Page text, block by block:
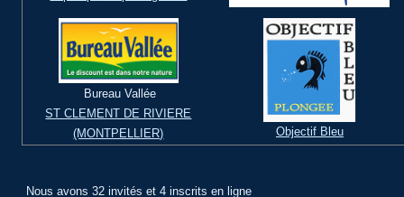
Bureau Vallée
ST CLEMENT DE RIVIERE
(MONTPELLIER)
Objectif Bleu
Nous avons 32 invités et 4 inscrits en ligne